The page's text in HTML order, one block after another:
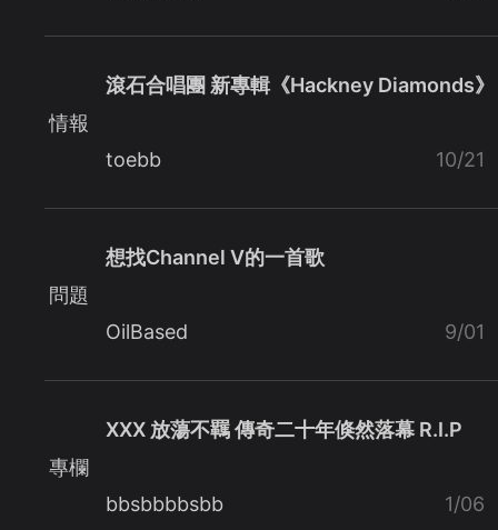
情報
滾石合唱團 新專輯《Hackney Diamonds》
toebb 10/21
問題
想找Channel V的一首歌
OilBased 9/01
專欄
XXX 放蕩不羈 傳奇二十年倏然落幕 R.I.P
bbsbbbbsbb 1/06